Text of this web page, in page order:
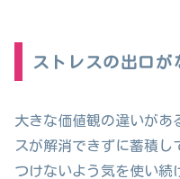
ストレスの出口が
大きな価値観の違いがあ
スが解消できずに蓄積し
つけないよう気を使い続